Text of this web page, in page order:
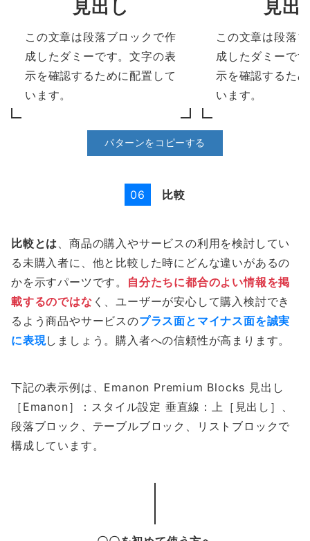
見出し
この文章は段落ブロックで作
成したダミーです。文字の表
示を確認するために配置して
います。
見出
この文章は段落
成したダミーで
示を確認するた
います。
パターンをコピーする
06 比較
比較とは、商品の購入やサービスの利用を検討してい
る未購入者に、他と比較した時にどんな違いがあるの
かを示すパーツです。 自分たちに都合のよい情報を掲
載するのではな く、ユーザーが安心して購入検討でき
るよう商品やサービスのプラス面とマイナス面を誠実
に表現しましょう。購入者への信頼性が高まります。
下記の表示例は、Emanon Premium Blocks 見出し
［Emanon］：スタイル設定 垂直線：上［見出し］、
段落ブロック、テーブルブロック、リストブロックで
構成しています。